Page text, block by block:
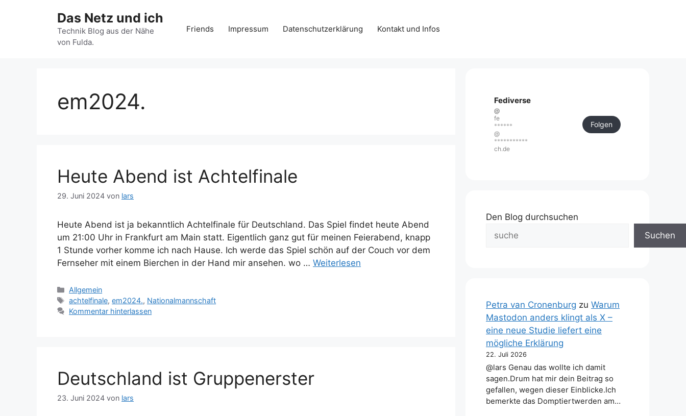
Das Netz und ich
Technik Blog aus der Nähe
von Fulda.
Friends Impressum Datenschutzerklärung Kontakt und Infos
em2024.
Heute Abend ist Achtelfinale
29. Juni 2024 von lars
Heute Abend ist ja bekanntlich Achtelfinale für Deutschland. Das Spiel findet heute Abend
um 21:00 Uhr in Frankfurt am Main statt. Eigentlich ganz gut für meinen Feierabend, knapp
1 Stunde vorher komme ich nach Hause. Ich werde das Spiel schön auf der Couch vor dem
Fernseher mit einem Bierchen in der Hand mir ansehen. wo … Weiterlesen
Kategorien
Allgemein
Schlagwörter
achtelfinale,em2024., Nationalmannschaft
Kommentar hinterlassen
Deutschland ist Gruppenerster
23. Juni 2024 von lars
Fediverse
@
fe
******
@
***********
ch.de
Folgen
Den Blog durchsuchen
Suchen
Petra van Cronenburg zu Warum
Mastodon anders klingt als X –
eine neue Studie liefert eine
mögliche Erklärung
22. Juli 2026
@lars Genau das wollte ich damit
sagen.Drum hat mir dein Beitrag so
gefallen, wegen dieser Einblicke.Ich
bemerkte das Domptiertwerden am…